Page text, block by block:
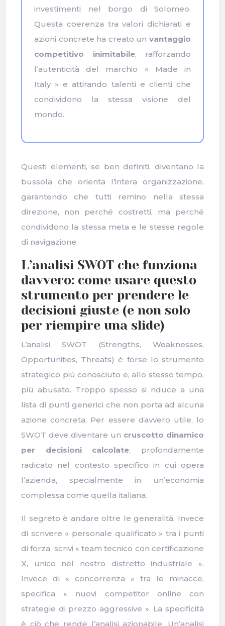
investimenti nel borgo di Solomeo.
Questa coerenza tra valori dichiarati e
azioni concrete ha creato un vantaggio
competitivo inimitabile, rafforzando
l’autenticità del marchio « Made in
Italy » e attirando talenti e clienti che
condividono la stessa visione del
mondo.
Questi elementi, se ben definiti, diventano la
bussola che orienta l’intera organizzazione,
garantendo che tutti remino nella stessa
direzione, non perché costretti, ma perché
condividono la stessa meta e le stesse regole
di navigazione.
L’analisi SWOT che funziona
davvero: come usare questo
strumento per prendere le
decisioni giuste (e non solo
per riempire una slide)
L’analisi SWOT (Strengths, Weaknesses,
Opportunities, Threats) è forse lo strumento
strategico più conosciuto e, allo stesso tempo,
più abusato. Troppo spesso si riduce a una
lista di punti generici che non porta ad alcuna
azione concreta. Per essere davvero utile, lo
SWOT deve diventare un cruscotto dinamico
per decisioni calcolate, profondamente
radicato nel contesto specifico in cui opera
l’azienda, specialmente in un’economia
complessa come quella italiana.
Il segreto è andare oltre le generalità. Invece
di scrivere « personale qualificato » tra i punti
di forza, scrivi « team tecnico con certificazione
X, unico nel nostro distretto industriale ».
Invece di « concorrenza » tra le minacce,
specifica « nuovi competitor online con
strategie di prezzo aggressive ». La specificità
è ciò che rende l’analisi azionabile. Un’analisi